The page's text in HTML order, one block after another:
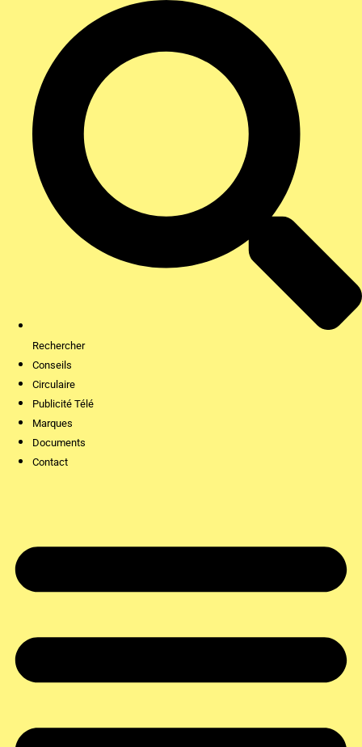
Rechercher
Conseils
Circulaire
Publicité Télé
Marques
Documents
Contact